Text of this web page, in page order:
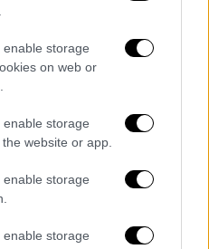
storage
on web or
storage
website or app.
storage
storage